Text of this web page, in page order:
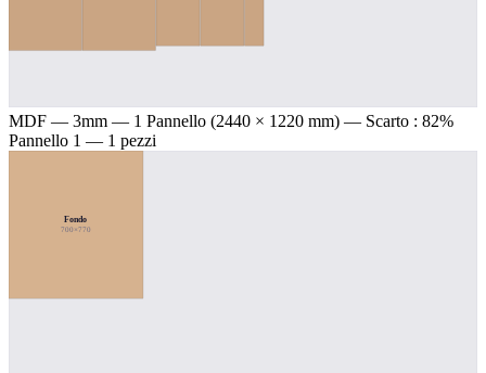
MDF — 3mm — 1 Pannello (2440 × 1220 mm) — Scarto : 82%
Pannello 1 — 1 pezzi
Fondo
700×770